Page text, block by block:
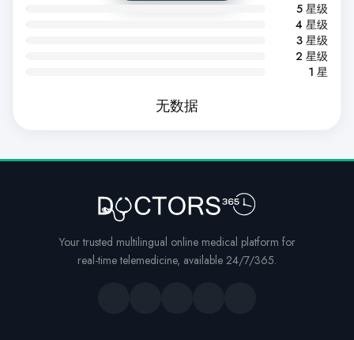
5 星级
4 星级
3 星级
2 星级
1 星
无数据
Your trusted multilingual online medical platform for
real-time telemedicine, available 24/7/365.